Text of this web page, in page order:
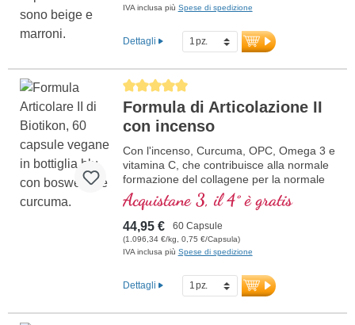
IVA inclusa più Spese di spedizione
Dettagli
Average rating of 5 out of 5 stars
Formula di Articolazione II
con incenso
Con l'incenso, Curcuma, OPC, Omega 3 e
vitamina C, che contribuisce alla normale
formazione del collagene per la normale
funzione della cartilaginea. Per la cura
specifica delle strutture articolari
cartilaginea.
Acquistane 3, il 4° è gratis
44,95 € 60 Capsule
(1.096,34 €/kg, 0,75 €/Capsula)
IVA inclusa più Spese di spedizione
Dettagli